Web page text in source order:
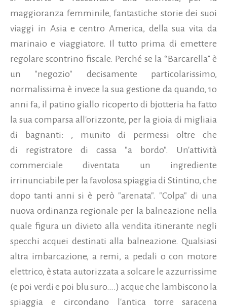
maggioranza femminile, fantastiche storie dei suoi
viaggi in Asia e centro America, della sua vita da
marinaio e viaggiatore. Il tutto prima di emettere
regolare scontrino fiscale. Perché se la “Barcarella” è
un "negozio" decisamente particolarissimo,
normalissima è invece la sua gestione da quando, 1o
anni fa, il patino giallo ricoperto di bjotteria ha fatto
la sua comparsa all'orizzonte, per la gioia di migliaia
di bagnanti: , munito di permessi oltre che
di registratore di cassa "a bordo". Un'attività
commerciale diventata un ingrediente
irrinunciabile per la favolosa spiaggia di Stintino, che
dopo tanti anni si è però "arenata". "Colpa" di una
nuova ordinanza regionale per la balneazione nella
quale figura un divieto alla vendita itinerante negli
specchi acquei destinati alla balneazione. Qualsiasi
altra imbarcazione, a remi, a pedali o con motore
elettrico, è stata autorizzata a solcare le azzurrissime
(e poi verdi e poi blu suro….) acque che lambiscono la
spiaggia e circondano l'antica torre saracena